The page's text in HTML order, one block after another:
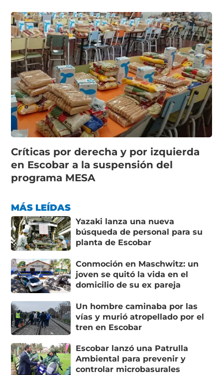
Críticas por derecha y por izquierda
en Escobar a la suspensión del
programa MESA
MÁS LEÍDAS
Yazaki lanza una nueva
búsqueda de personal para su
planta de Escobar
Conmoción en Maschwitz: un
joven se quitó la vida en el
domicilio de su ex pareja
Un hombre caminaba por las
vías y murió atropellado por el
tren en Escobar
Escobar lanzó una Patrulla
Ambiental para prevenir y
controlar microbasurales